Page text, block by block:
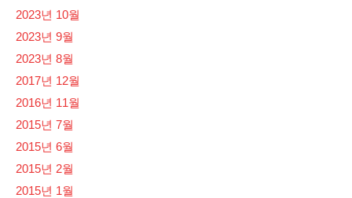
2023년 10월
2023년 9월
2023년 8월
2017년 12월
2016년 11월
2015년 7월
2015년 6월
2015년 2월
2015년 1월